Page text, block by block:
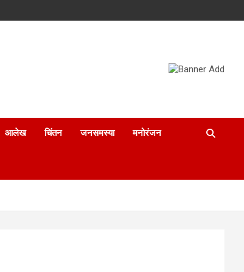
आलेख चिंतन जनसमस्या मनोरंजन